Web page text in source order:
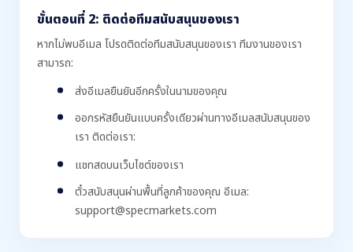
ขั้นตอนที่ 2: ติดต่อทีมสนับสนุนของเรา
หากไม่พบอีเมล โปรดติดต่อทีมสนับสนุนของเรา ทีมงานของเรา
สามารถ:
ส่งอีเมลยืนยันอีกครั้งในนามของคุณ
ออกรหัสยืนยันแบบครั้งเดียวผ่านทางอีเมลสนับสนุนของ
เรา ติดต่อเรา:
แชทสดบนเว็บไซต์ของเรา
ตั๋วสนับสนุนผ่านพื้นที่ลูกค้าของคุณ อีเมล:
support@specmarkets.com